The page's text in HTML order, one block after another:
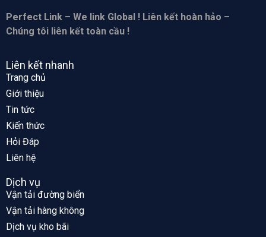
Perfect Link – We link Global ! Liên kết hoàn hảo –
Chúng tôi liên kết toàn cầu !
Liên kết nhanh
Trang chủ
Giới thiệu
Tin tức
Kiến thức
Hỏi Đáp
Liên hệ
Dịch vụ
Vận tải đường biển
Vận tải hàng không
Dịch vụ kho bãi